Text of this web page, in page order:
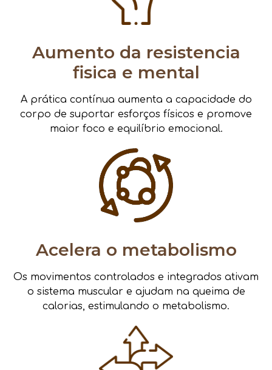
Aumento da resistencia
fisica e mental
A prática contínua aumenta a capacidade do
corpo de suportar esforços físicos e promove
maior foco e equilíbrio emocional.
Acelera o metabolismo
Os movimentos controlados e integrados ativam
o sistema muscular e ajudam na queima de
calorias, estimulando o metabolismo.